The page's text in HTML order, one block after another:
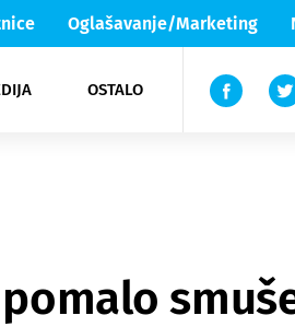
Oglašavanje/Marketing
OSTALO
Lika & Senj
TV